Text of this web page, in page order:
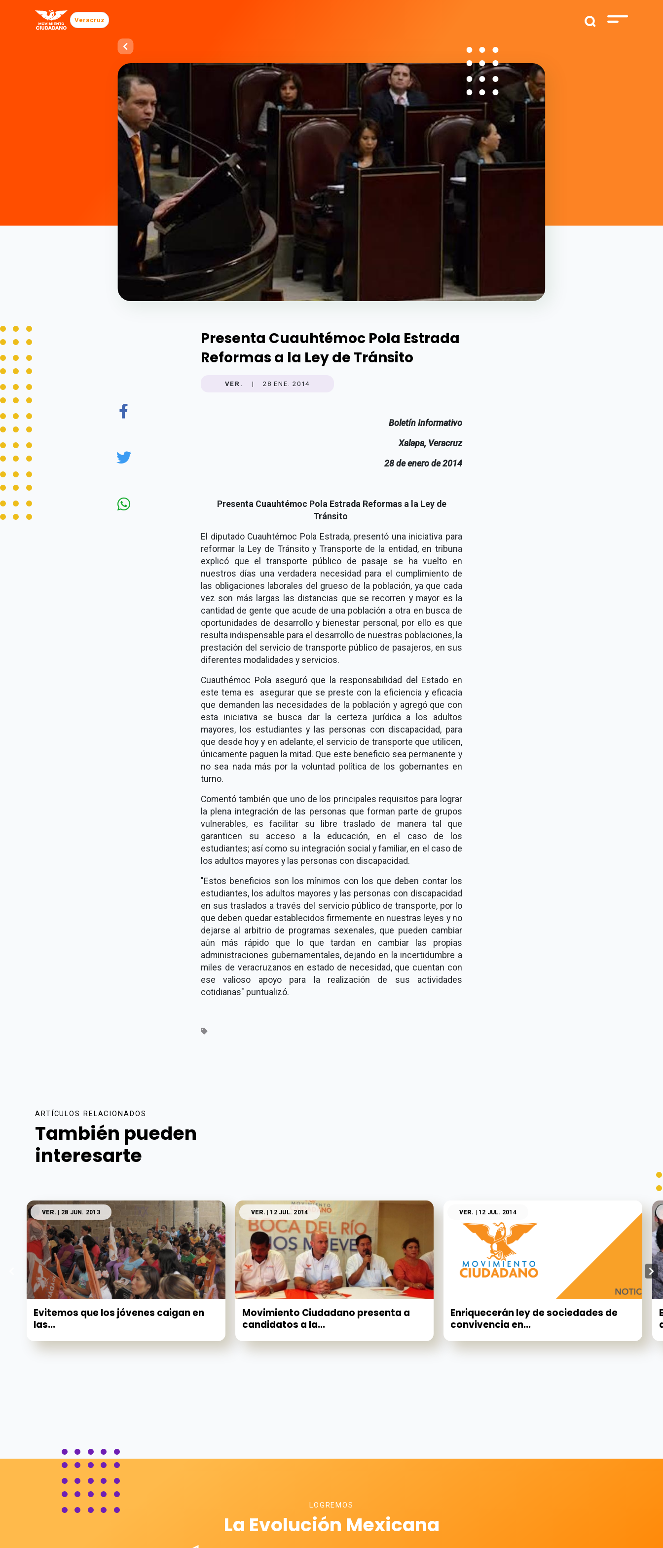
Veracruz
Presenta Cuauhtémoc Pola Estrada
Reformas a la Ley de Tránsito
VER. | 28 ENE. 2014
Boletín Informativo
Xalapa, Veracruz
28 de enero de 2014
Presenta Cuauhtémoc Pola Estrada Reformas a la Ley de
Tránsito
El diputado Cuauhtémoc Pola Estrada, presentó una iniciativa para
reformar la Ley de Tránsito y Transporte de la entidad, en tribuna
explicó que el transporte público de pasaje se ha vuelto en
nuestros días una verdadera necesidad para el cumplimiento de
las obligaciones laborales del grueso de la población, ya que cada
vez son más largas las distancias que se recorren y mayor es la
cantidad de gente que acude de una población a otra en busca de
oportunidades de desarrollo y bienestar personal, por ello es que
resulta indispensable para el desarrollo de nuestras poblaciones, la
prestación del servicio de transporte público de pasajeros, en sus
diferentes modalidades y servicios.
Cuauthémoc Pola aseguró que la responsabilidad del Estado en
este tema es asegurar que se preste con la eficiencia y eficacia
que demanden las necesidades de la población y agregó que con
esta iniciativa se busca dar la certeza jurídica a los adultos
mayores, los estudiantes y las personas con discapacidad, para
que desde hoy y en adelante, el servicio de transporte que utilicen,
únicamente paguen la mitad. Que este beneficio sea permanente y
no sea nada más por la voluntad política de los gobernantes en
turno.
Comentó también que uno de los principales requisitos para lograr
la plena integración de las personas que forman parte de grupos
vulnerables, es facilitar su libre traslado de manera tal que
garanticen su acceso a la educación, en el caso de los
estudiantes; así como su integración social y familiar, en el caso de
los adultos mayores y las personas con discapacidad.
"Estos beneficios son los mínimos con los que deben contar los
estudiantes, los adultos mayores y las personas con discapacidad
en sus traslados a través del servicio público de transporte, por lo
que deben quedar establecidos firmemente en nuestras leyes y no
dejarse al arbitrio de programas sexenales, que pueden cambiar
aún más rápido que lo que tardan en cambiar las propias
administraciones gubernamentales, dejando en la incertidumbre a
miles de veracruzanos en estado de necesidad, que cuentan con
ese valioso apoyo para la realización de sus actividades
cotidianas" puntualizó.
ARTÍCULOS RELACIONADOS
También pueden
interesarte
VER. | 28 JUN. 2013
Evitemos que los jóvenes caigan en
las...
VER. | 12 JUL. 2014
Movimiento Ciudadano presenta a
candidatos a la...
VER. | 12 JUL. 2014
Enriquecerán ley de sociedades de
convivencia en...
LOGREMOS
La Evolución Mexicana